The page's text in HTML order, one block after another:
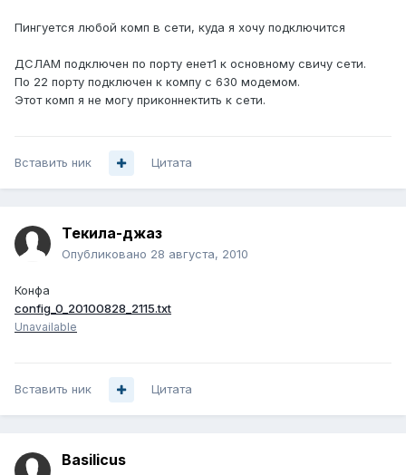
Пингуется любой комп в сети, куда я хочу подключится
ДСЛАМ подключен по порту енет1 к основному свичу сети.
По 22 порту подключен к компу с 630 модемом.
Этот комп я не могу приконнектить к сети.
Вставить ник Цитата
Текила-джаз
Опубликовано 28 августа, 2010
Конфа
config_0_20100828_2115.txt
Unavailable
Вставить ник Цитата
Basilicus